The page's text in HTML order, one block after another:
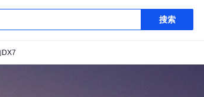
搜索
DX7